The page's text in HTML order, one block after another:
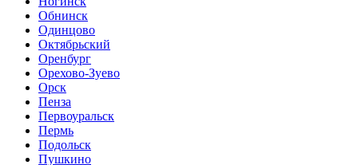
Обнинск
Одинцово
Октябрьский
Оренбург
Орехово-Зуево
Орск
Пенза
Первоуральск
Пермь
Подольск
Пушкино